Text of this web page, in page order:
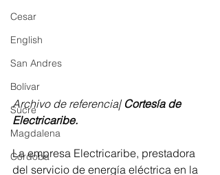
Cesar
English
San Andres
Bolívar
Sucre
Magdalena
Córdoba
Archivo de referencia| Cortesía de
Electricaribe.
La empresa Electricaribe, prestadora
del servicio de energía eléctrica en la